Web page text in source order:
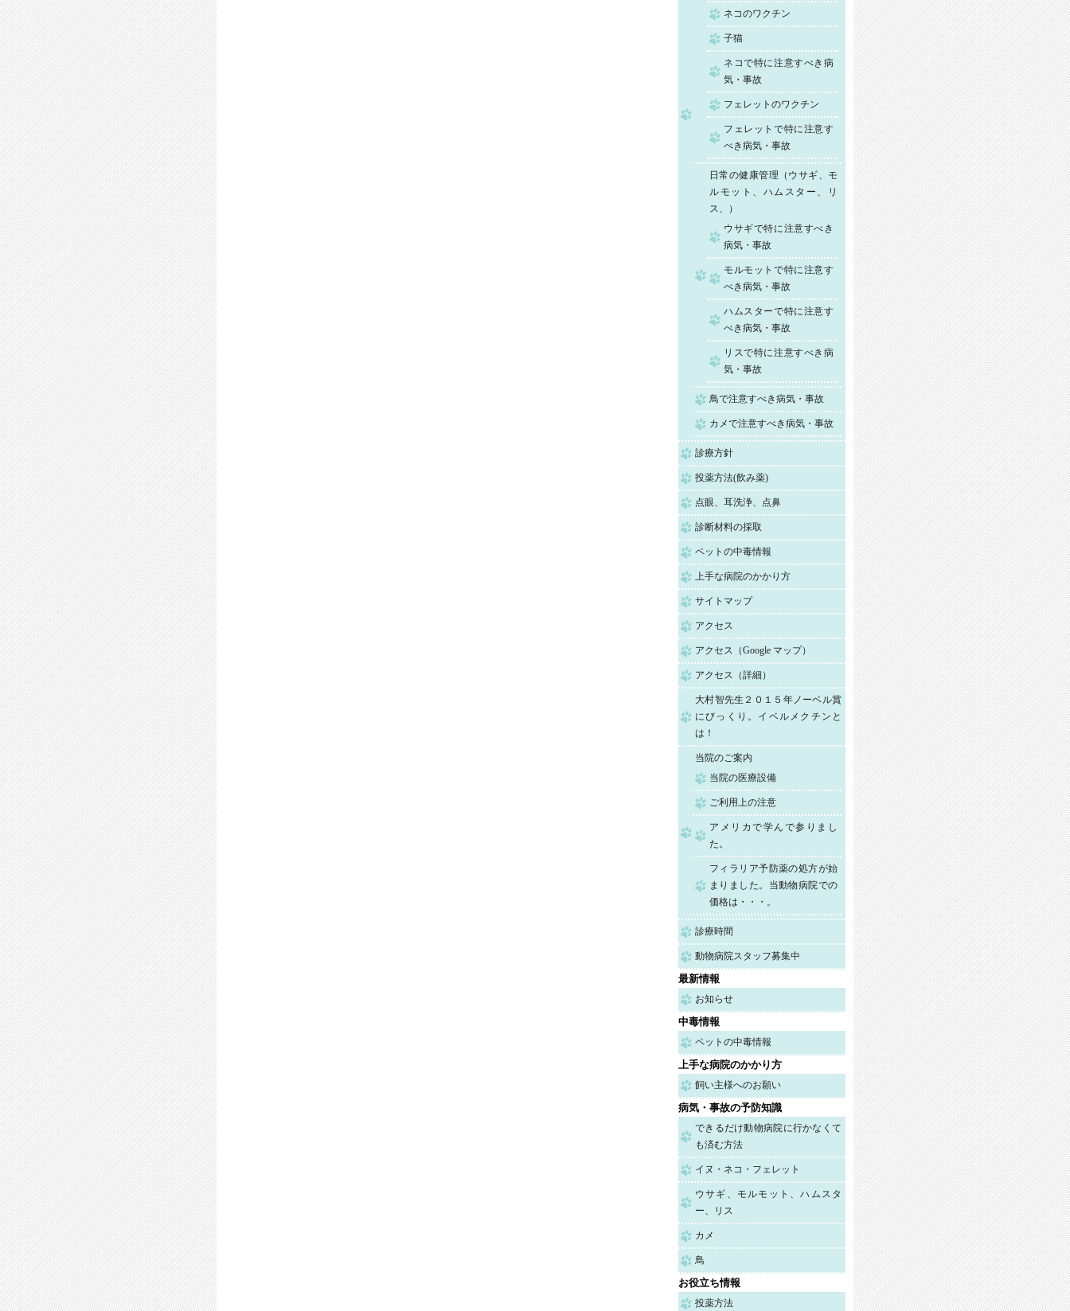
ネコのワクチン
子猫
ネコで特に注意すべき病
気・事故
フェレットのワクチン
フェレットで特に注意す
べき病気・事故
日常の健康管理（ウサギ、モ
ルモット、ハムスター、リ
ス、）
ウサギで特に注意すべき
病気・事故
モルモットで特に注意す
べき病気・事故
ハムスターで特に注意す
べき病気・事故
リスで特に注意すべき病
気・事故
鳥で注意すべき病気・事故
カメで注意すべき病気・事故
診療方針
投薬方法(飲み薬)
点眼、耳洗浄、点鼻
診断材料の採取
ペットの中毒情報
上手な病院のかかり方
サイトマップ
アクセス
アクセス（Google マップ）
アクセス（詳細）
大村智先生２０１５年ノーベル賞
にびっくり。イベルメクチンと
は！
当院のご案内
当院の医療設備
ご利用上の注意
アメリカで学んで参りまし
た。
フィラリア予防薬の処方が始
まりました。当動物病院での
価格は・・・。
診療時間
動物病院スタッフ募集中
最新情報
お知らせ
中毒情報
ペットの中毒情報
上手な病院のかかり方
飼い主様へのお願い
病気・事故の予防知識
できるだけ動物病院に行かなくて
も済む方法
イヌ・ネコ・フェレット
ウサギ、モルモット、ハムスタ
ー、リス
カメ
鳥
お役立ち情報
投薬方法